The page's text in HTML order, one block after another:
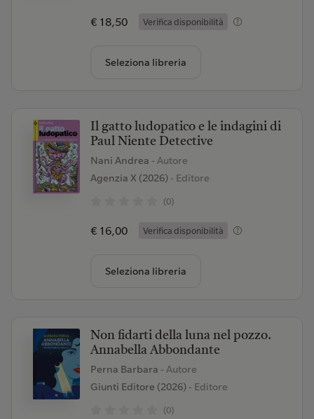
€ 18,50 Verifica disponibilità
Seleziona libreria
Il gatto ludopatico e le indagini di
Paul Niente Detective
Nani Andrea - Autore
Agenzia X (2026)- Editore
(0)
€ 16,00 Verifica disponibilità
Seleziona libreria
Non fidarti della luna nel pozzo.
Annabella Abbondante
Perna Barbara - Autore
Giunti Editore (2026)- Editore
(0)